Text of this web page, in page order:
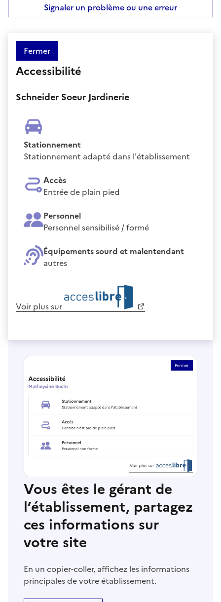
Signaler un problème ou une erreur
Fermer
Accessibilité
Schneider Soeur Jardinerie
Stationnement
Stationnement adapté dans l'établissement
Accès
Entrée de plain pied
Personnel
Personnel sensibilisé / formé
Équipements sourd et malentendant
autres
Voir plus sur
Vous êtes le gérant de
l’établissement, partagez
ces informations sur
votre site
En un copier-coller, affichez les informations
principales de votre établissement.